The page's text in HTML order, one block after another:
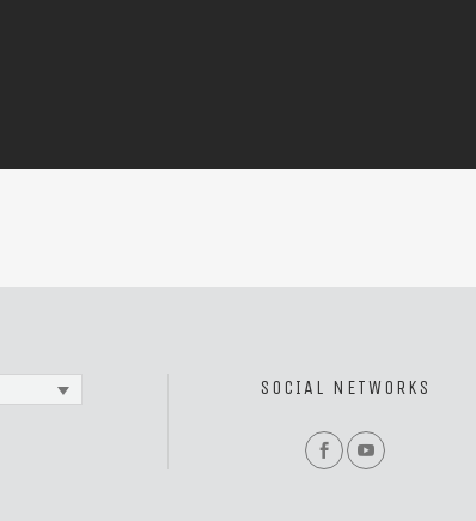
SOCIAL NETWORKS